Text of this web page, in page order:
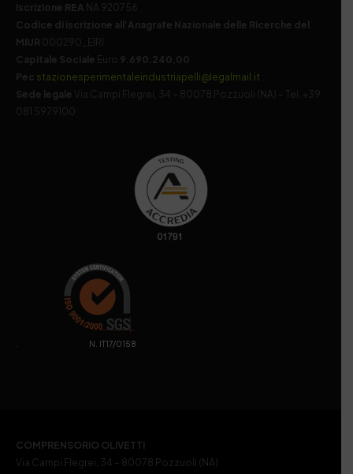
Iscrizione REA NA 920756
Codice di iscrizione all’Anagrafe Nazionale delle Ricerche del
MIUR 000290_EIRI
Capitale Sociale Euro 9.690.240,00
Pec stazionesperimentaleindustriapelli@legalmail.it
Sede legale
Via Campi Flegrei, 34 – 80078 Pozzuoli (NA) – Tel. +39
081 5979100
. N. IT17/0158
COMPRENSORIO OLIVETTI
Via Campi Flegrei, 34 – 80078 Pozzuoli (NA)